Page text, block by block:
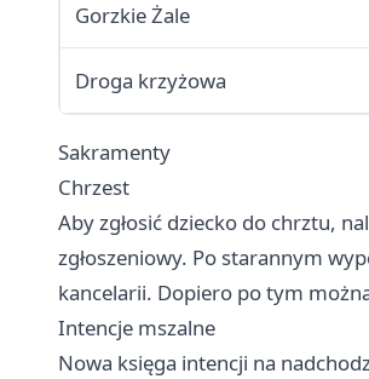
Gorzkie Żale
Droga krzyżowa
Sakramenty
Chrzest
Aby zgłosić dziecko do chrztu,
zgłoszeniowy. Po starannym
kancelarii. Dopiero po tym
Intencje mszalne
Nowa księga intencji na